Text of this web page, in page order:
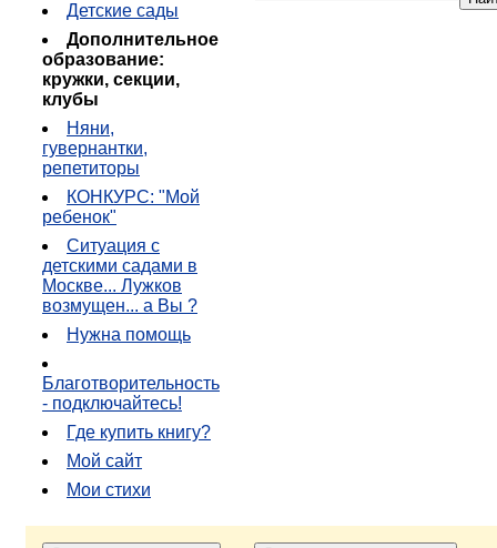
Детские сады
Дополнительное
образование:
кружки, секции,
клубы
Няни,
гувернантки,
репетиторы
КОНКУРС: "Мой
ребенок"
Ситуация с
детскими садами в
Москве... Лужков
возмущен... а Вы ?
Нужна помощь
Благотворительность
- подключайтесь!
Где купить книгу?
Мой сайт
Мои стихи